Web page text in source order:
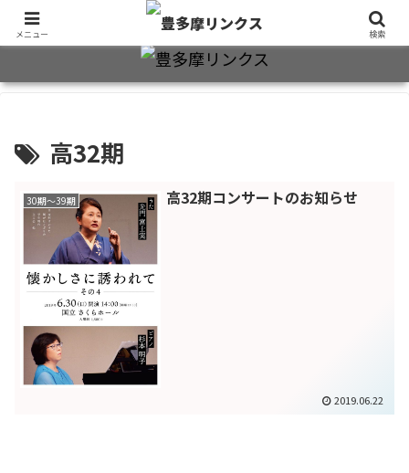
旧制十三中・都立豊多摩高卒業生2万7千人のための同窓会公式サイト
高32期
30期～39期 高32期コンサートのお知らせ
2019.06.22
メニュー 検索